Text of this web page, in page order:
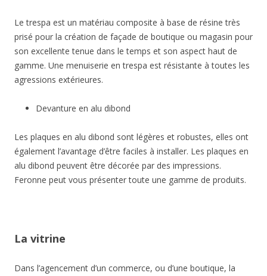
Le trespa est un matériau composite à base de résine très
prisé pour la création de façade de boutique ou magasin pour
son excellente tenue dans le temps et son aspect haut de
gamme. Une menuiserie en trespa est résistante à toutes les
agressions extérieures.
Devanture en alu dibond
Les plaques en alu dibond sont légères et robustes, elles ont
également l’avantage d’être faciles à installer. Les plaques en
alu dibond peuvent être décorée par des impressions.
Feronne peut vous présenter toute une gamme de produits.
La vitrine
Dans l’agencement d’un commerce, ou d’une boutique, la